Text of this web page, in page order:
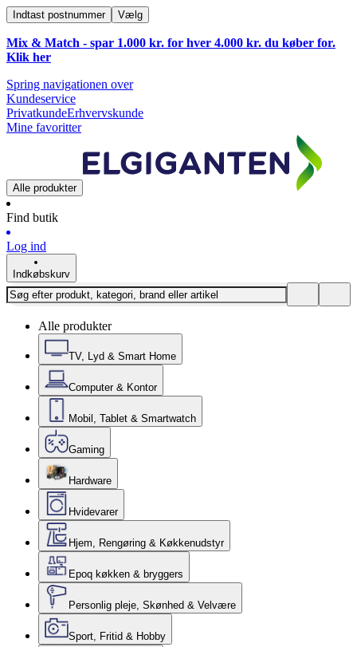
Indtast postnummer Vælg
Mix & Match - spar 1.000 kr. for hver 4.000 kr. du køber for.
Klik her
Spring navigationen over
Kundeservice
PrivatkundeErhvervskunde
Mine favoritter
Alle produkter
Find butik
Log ind
Indkøbskurv
Alle produkter
TV, Lyd & Smart Home
Computer & Kontor
Mobil, Tablet & Smartwatch
Gaming
Hardware
Hvidevarer
Hjem, Rengøring & Køkkenudstyr
Epoq køkken & bryggers
Personlig pleje, Skønhed & Velvære
Sport, Fritid & Hobby